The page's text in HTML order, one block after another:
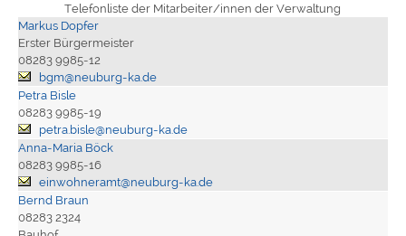
Telefonliste der Mitarbeiter/innen der Verwaltung
Markus Dopfer
Erster Bürgermeister
08283 9985-12
bgm@neuburg-ka.de
Petra Bisle
08283 9985-19
petra.bisle@neuburg-ka.de
Anna-Maria Böck
08283 9985-16
einwohneramt@neuburg-ka.de
Bernd Braun
08283 2324